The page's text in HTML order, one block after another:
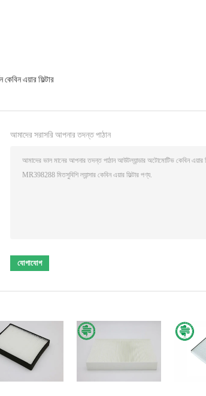
কেবিন এয়ার ফিল্টার
আমাদের সরাসরি আপনার তদন্ত পাঠান